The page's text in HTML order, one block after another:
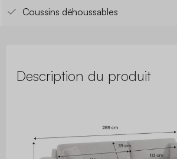
Coussins déhoussables
Description du produit